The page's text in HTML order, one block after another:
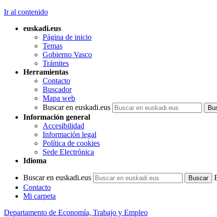
Ir al contenido
euskadi.eus
Página de inicio
Temas
Gobierno Vasco
Trámites
Herramientas
Contacto
Buscador
Mapa web
Buscar en euskadi.eus
Información general
Accesibilidad
Información legal
Política de cookies
Sede Electrónica
Idioma
Buscar en euskadi.eus
Contacto
Mi carpeta
Departamento de Economía, Trabajo y Empleo